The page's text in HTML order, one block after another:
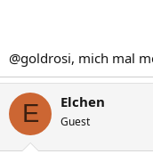
@goldrosi, mich mal
E Elchen
Guest